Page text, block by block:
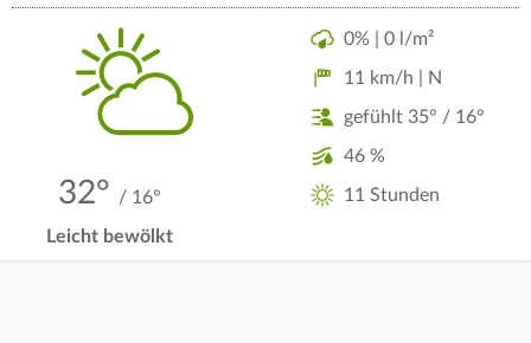
32° / 16°
Leicht bewölkt
0% | 0 l/m²
11 km/h | N
gefühlt 35° / 16°
46 %
11 Stunden